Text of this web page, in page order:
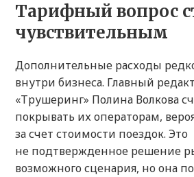
Тарифный вопрос
чувствительным
Дополнительные расходы
внутри бизнеса. Главный
«Трушеринг» Полина Волкова
покрывать их операторам,
за счет стоимости поездок. Это
не подтвержденное решение
возможного сценария, но она